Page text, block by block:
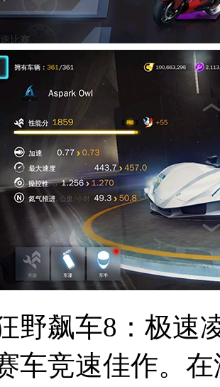
狂野飙车8：极
车竞速佳作。